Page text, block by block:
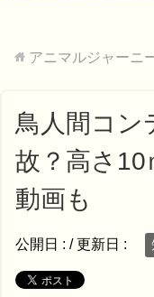
アニマルジャーニ
鳥人間コン
故？高さ10
動画も
公開日 : / 更新日 :